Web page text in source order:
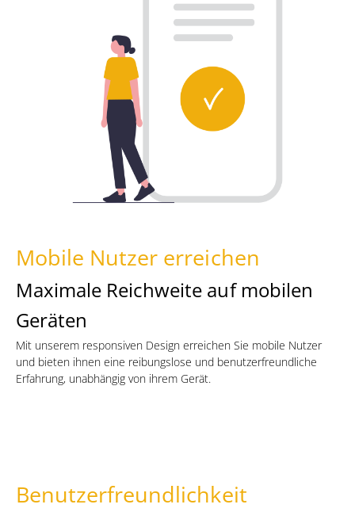
Mobile Nutzer erreichen
Maximale Reichweite auf mobilen
Geräten
Mit unserem responsiven Design erreichen Sie mobile Nutzer
und bieten ihnen eine reibungslose und benutzerfreundliche
Erfahrung, unabhängig von ihrem Gerät.
Benutzerfreundlichkeit